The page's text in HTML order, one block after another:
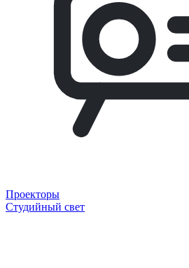
Проекторы
Студийный свет